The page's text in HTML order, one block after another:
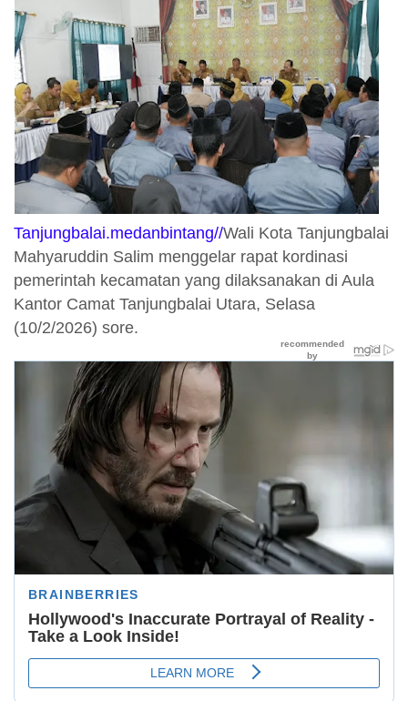
Tanjungbalai.medanbintang//Wali Kota Tanjungbalai
Mahyaruddin Salim menggelar rapat kordinasi
pemerintah kecamatan yang dilaksanakan di Aula
Kantor Camat Tanjungbalai Utara, Selasa
(10/2/2026) sore.